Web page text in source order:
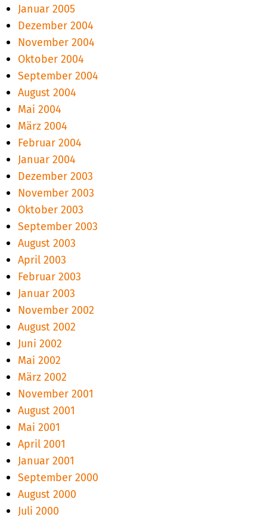
Januar 2005
Dezember 2004
November 2004
Oktober 2004
September 2004
August 2004
Mai 2004
März 2004
Februar 2004
Januar 2004
Dezember 2003
November 2003
Oktober 2003
September 2003
August 2003
April 2003
Februar 2003
Januar 2003
November 2002
August 2002
Juni 2002
Mai 2002
März 2002
November 2001
August 2001
Mai 2001
April 2001
Januar 2001
September 2000
August 2000
Juli 2000